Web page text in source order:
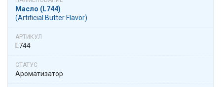
Масло (L744)
(Artificial Butter Flavor)
L744
Ароматизатор